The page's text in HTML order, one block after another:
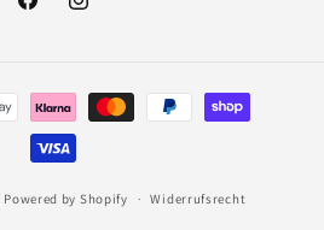
FacebookInstagram
Powered by Shopify Widerrufsrecht